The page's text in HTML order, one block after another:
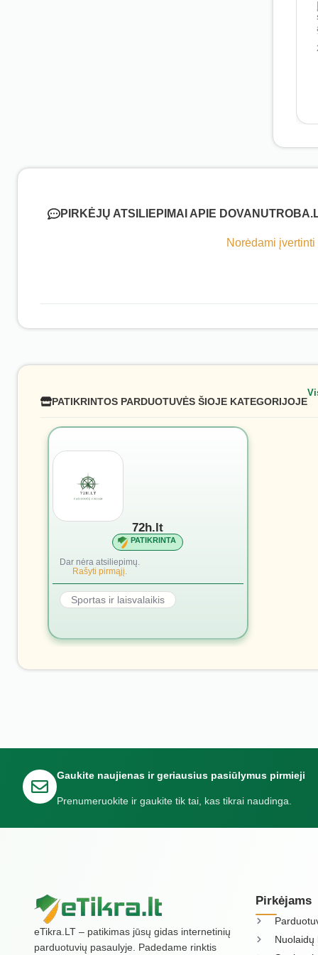
PIRKĖJŲ ATSILIEPIMAI APIE
Norėdami
PATIKRINTOS PARDUOTUVĖS ŠIOJE KATEGORIJOJE
72h.lt
PATIKRINTA
Dar nėra atsiliepimų.
Rašyti pirmąjį.
Sportas ir laisvalaikis
Gaukite naujienas ir geriausius pasiūlymus pirmieji
Prenumeruokite ir gaukite tik tai, kas tikrai naudinga.
eTikra.LT – patikimas jūsų gidas internetinių
parduotuvių pasaulyje. Padedame rinktis
Pirkėjams
Nuolaidų